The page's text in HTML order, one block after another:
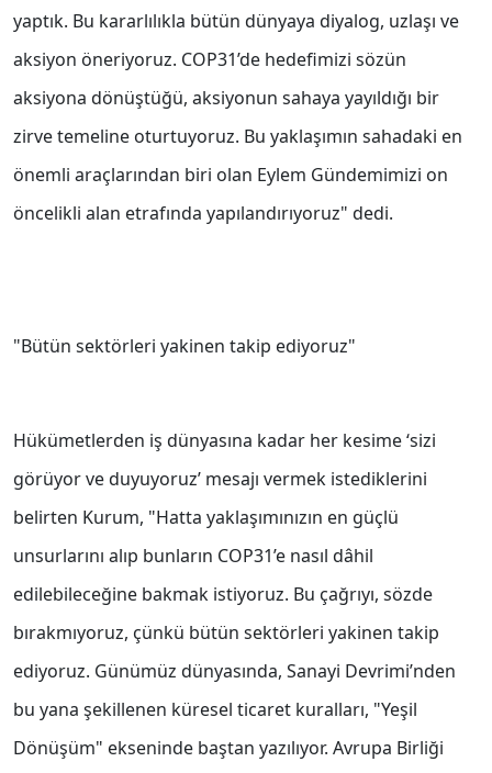
yaptık. Bu kararlılıkla bütün dünyaya diyalog, uzlaşı ve
aksiyon öneriyoruz. COP31’de hedefimizi sözün
aksiyona dönüştüğü, aksiyonun sahaya yayıldığı bir
zirve temeline oturtuyoruz. Bu yaklaşımın sahadaki en
önemli araçlarından biri olan Eylem Gündemimizi on
öncelikli alan etrafında yapılandırıyoruz" dedi.
"Bütün sektörleri yakinen takip ediyoruz"
Hükümetlerden iş dünyasına kadar her kesime ‘sizi
görüyor ve duyuyoruz’ mesajı vermek istediklerini
belirten Kurum, "Hatta yaklaşımınızın en güçlü
unsurlarını alıp bunların COP31’e nasıl dâhil
edilebileceğine bakmak istiyoruz. Bu çağrıyı, sözde
bırakmıyoruz, çünkü bütün sektörleri yakinen takip
ediyoruz. Günümüz dünyasında, Sanayi Devrimi’nden
bu yana şekillenen küresel ticaret kuralları, "Yeşil
Dönüşüm" ekseninde baştan yazılıyor. Avrupa Birliği